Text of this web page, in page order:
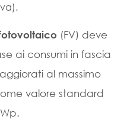
(FV) deve
ai consumi in fascia
al massimo
valore standard